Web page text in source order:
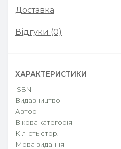
Доставка
Відгуки (0)
ХАРАКТЕРИСТИКИ
ISBN
Видавництво
Автор
Вікова категорія
Кіл-сть стор.
Мова видання